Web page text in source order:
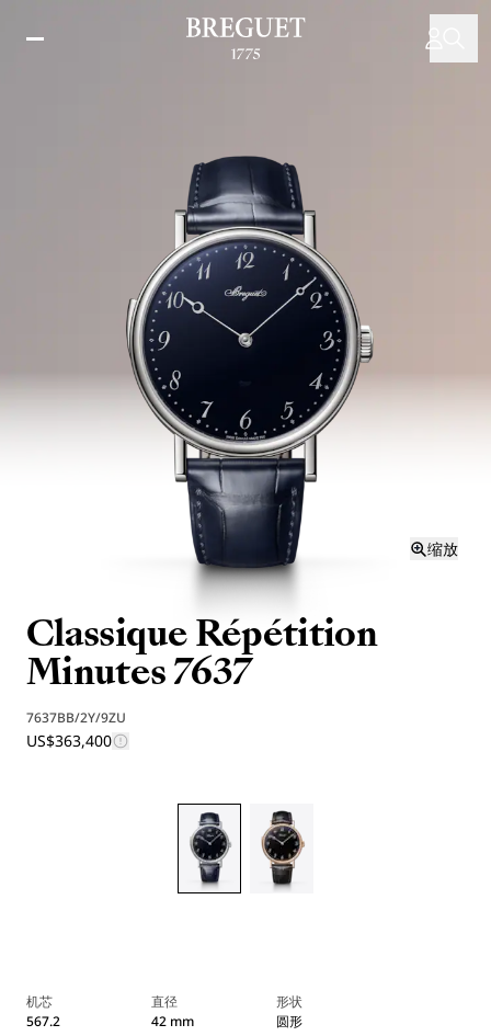
缩放
Classique Répétition
Minutes 7637
7637BB/2Y/9ZU
US$363,400
机芯
567.2
直径
42 mm
形状
圆形